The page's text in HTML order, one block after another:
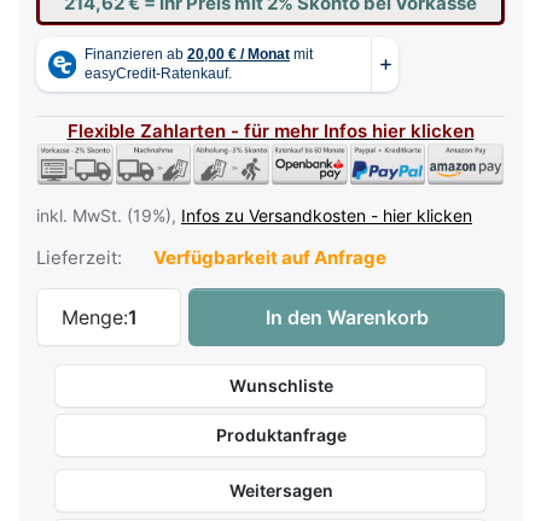
Flexible Zahlarten - für mehr Infos hier klicken
inkl. MwSt. (19%), Infos zu Versandkosten - hier klicken
Lieferzeit: Verfügbarkeit auf Anfrage
Menge:1
Roland KSC-90BK Ständer für FP-90/
In den Warenkorb
Wunschliste
Produktanfrage
Weitersagen